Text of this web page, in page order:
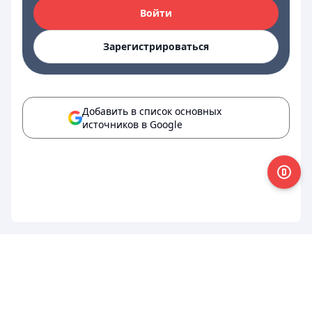
Войти
Зарегистрироваться
Добавить в список основных
источников в Google